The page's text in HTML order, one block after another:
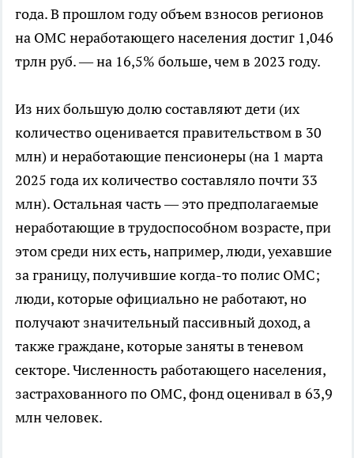
года. В прошлом году объем взносов регионов
на ОМС неработающего населения достиг 1,046
трлн руб. — на 16,5% больше, чем в 2023 году.
Из них большую долю составляют дети (их
количество оценивается правительством в 30
млн) и неработающие пенсионеры (на 1 марта
2025 года их количество составляло почти 33
млн). Остальная часть — это предполагаемые
неработающие в трудоспособном возрасте, при
этом среди них есть, например, люди, уехавшие
за границу, получившие когда-то полис ОМС;
люди, которые официально не работают, но
получают значительный пассивный доход, а
также граждане, которые заняты в теневом
секторе. Численность работающего населения,
застрахованного по ОМС, фонд оценивал в 63,9
млн человек.